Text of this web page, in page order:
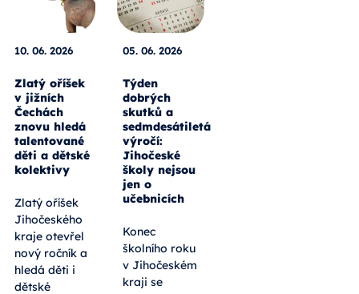
10. 06. 2026
Zlatý oříšek
v jižních
Čechách
znovu hledá
talentované
děti a dětské
kolektivy
Zlatý oříšek
Jihočeského
kraje otevřel
nový ročník a
hledá děti i
dětské
05. 06. 2026
Týden
dobrých
skutků a
sedmdesátiletá
výročí:
Jihočeské
školy nejsou
jen o
učebnicích
Konec
školního roku
v Jihočeském
kraji se